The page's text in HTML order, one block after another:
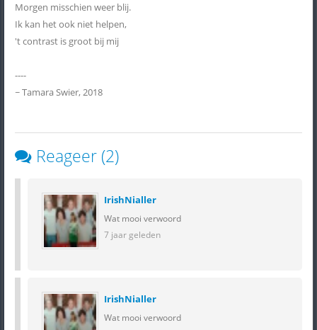
Morgen misschien weer blij.
Ik kan het ook niet helpen,
't contrast is groot bij mij
----
~ Tamara Swier, 2018
Reageer (2)
IrishNialler
Wat mooi verwoord
7 jaar geleden
IrishNialler
Wat mooi verwoord